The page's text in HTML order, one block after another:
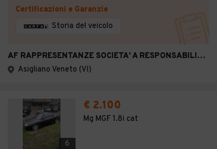
Certificazioni e Garanzie
Storia del veicolo
AF RAPPRESENTANZE SOCIETA' A RESPONSABILITA' LIMIT
Asigliano Veneto (VI)
6
€ 2.100
Mg MGF 1.8i cat